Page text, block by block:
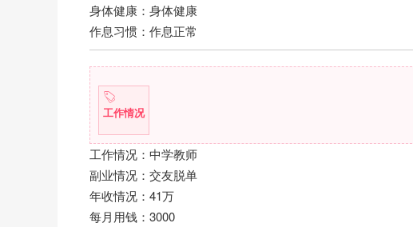
身体健康：身体健康
作息习惯：作息正常
工作情况
工作情况：中学教师
副业情况：交友脱单
年收情况：41万
每月用钱：3000